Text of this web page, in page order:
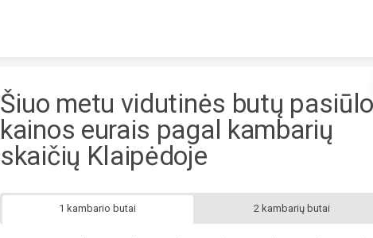
Šiuo metu vidutinės butų
kainos eurais pagal kambarių
skaičių Klaipėdoje
1 kambario butai 2 kambarių butai